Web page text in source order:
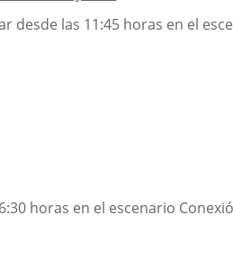
desde las 11:45 horas en el
horas en el escenario